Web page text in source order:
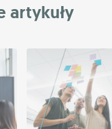
artykuły